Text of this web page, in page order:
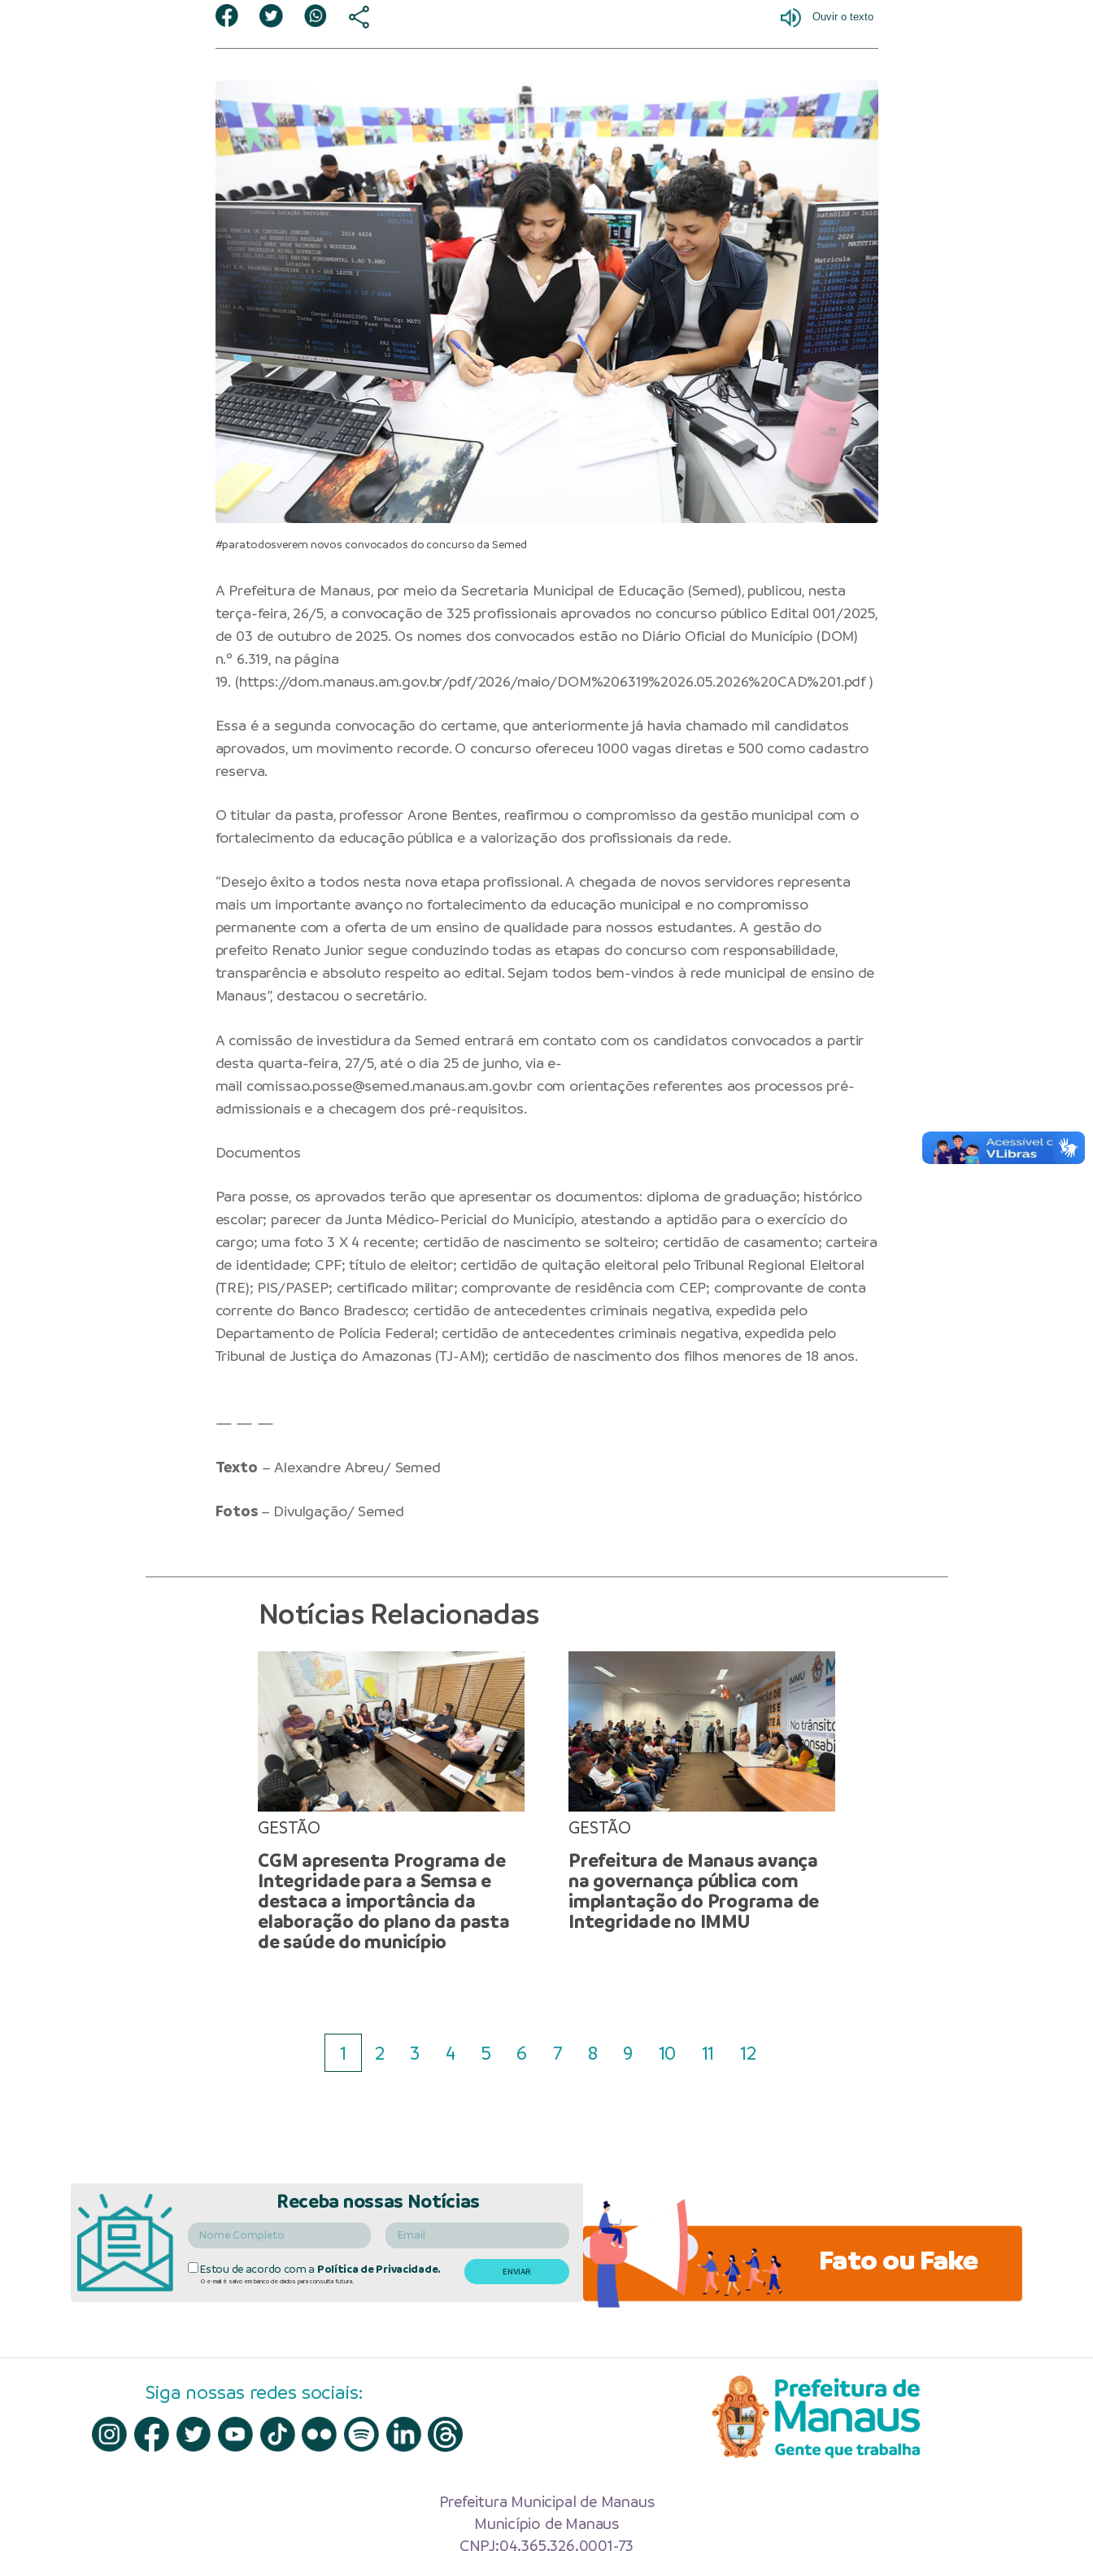
#paratodosverem novos convocados do concurso da Semed
A Prefeitura de Manaus, por meio da Secretaria Municipal de Educação(Semed), publicou, nesta
terça-feira, 26/5, a convocação de 325 profissionais aprovados no concurso público Edital 001/2025,
de 03 de outubro de 2025. Os nomes dos convocados estão no Diário Oficial do Município (DOM)
n.º 6.319, na página
19. (https://dom.manaus.am.gov.br/pdf/2026/maio/DOM%206319%2026.05.2026%20CAD%201.pdf)
Essa é a segunda convocação do certame, que anteriormente já havia chamado mil candidatos
aprovados, um movimento recorde. O concurso ofereceu 1000 vagas diretas e 500 como cadastro
reserva.
O titular da pasta, professor Arone Bentes, reafirmou o compromisso da gestão municipal com o
fortalecimento da educação pública e a valorização dos profissionais da rede.
“Desejo êxito a todos nesta nova etapa profissional. A chegada de novos servidores representa
mais um importante avanço no fortalecimento da educação municipal e no compromisso
permanente com a oferta de um ensino de qualidade para nossos estudantes. A gestão do
prefeito Renato Junior segue conduzindo todas as etapas do concurso com responsabilidade,
transparência e absoluto respeito ao edital. Sejam todos bem-vindos à rede municipal de ensino de
Manaus”, destacou o secretário.
A comissão de investidura da Semed entrará em contato com os candidatos convocados a partir
desta quarta-feira, 27/5, até o dia 25 de junho, via e-
mail comissao.posse@semed.manaus.am.gov.brcom orientações referentes aos processos pré-
admissionais e a checagem dos pré-requisitos.
Documentos
Para posse, os aprovados terão que apresentar os documentos: diploma de graduação; histórico
escolar; parecer da Junta Médico-Pericial do Município, atestando a aptidão para o exercício do
cargo; uma foto 3 X 4 recente; certidão de nascimento se solteiro; certidão de casamento; carteira
de identidade; CPF; título de eleitor; certidão de quitação eleitoral pelo Tribunal Regional Eleitoral
(TRE); PIS/PASEP; certificado militar; comprovante de residência com CEP; comprovante de conta
corrente do Banco Bradesco; certidão de antecedentes criminais negativa, expedida pelo
Departamento de Polícia Federal; certidão de antecedentes criminais negativa, expedida pelo
Tribunal de Justiça do Amazonas (TJ-AM); certidão de nascimento dos filhos menores de 18 anos.
— — —
Texto – Alexandre Abreu/ Semed
Fotos – Divulgação/ Semed
Notícias Relacionadas
GESTÃO
CGM apresenta Programa de
Integridade para a Semsa e
destaca a importância da
elaboração do plano da pasta
de saúde do município
GESTÃO
Prefeitura de Manaus avança
na governança pública com
implantação do Programa de
Integridade no IMMU
1 2 3 4 5 6 7 8 9 10 11 12
Receba nossas Notícias
Estou de acordo com a Política de Privacidade.
O e-mail é salvo em banco de dados para consulta futura.
Fato ou Fake
Siga nossas redes sociais:
Prefeitura Municipal de Manaus
Município de Manaus
CNPJ:04.365.326.0001-73